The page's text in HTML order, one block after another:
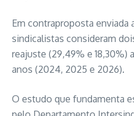
Em contraproposta enviada
sindicalistas consideram
reajuste (29,49% e 18,30%)
anos (2024, 2025 e 2026).
O estudo que fundamenta